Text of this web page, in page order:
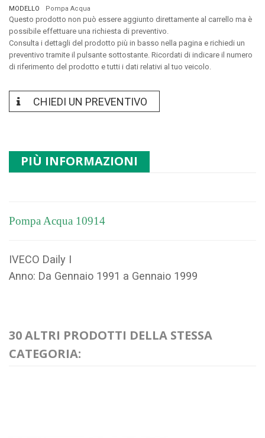
MODELLO Pompa Acqua
Questo prodotto non può essere aggiunto direttamente al carrello ma è
possibile effettuare una richiesta di preventivo.
Consulta i dettagli del prodotto più in basso nella pagina e richiedi un
preventivo tramite il pulsante sottostante. Ricordati di indicare il numero
di riferimento del prodotto e tutti i dati relativi al tuo veicolo.
CHIEDI UN PREVENTIVO
PIÙ INFORMAZIONI
Pompa Acqua 10914
IVECO Daily I
Anno: Da Gennaio 1991 a Gennaio 1999
30 ALTRI PRODOTTI DELLA STESSA
CATEGORIA: